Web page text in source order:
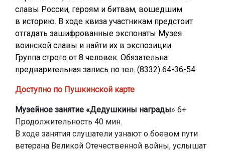
славы России, героям и битвам, вошедшим
в историю. В ходе квиза участникам предстоит
отгадать зашифрованные экспонаты Музея
воинской славы и найти их в экспозиции.
Группа строго от 8 человек. Обязательна
предварительная запись по тел. (8332) 64-36-54
Доступно по Пушкинской карте
Музейное занятие «Дедушкины награды» 6+
Продолжительность 40 мин.
В ходе занятия слушатели узнают о боевом пути
ветерана Великой Отечественной войны, услышат